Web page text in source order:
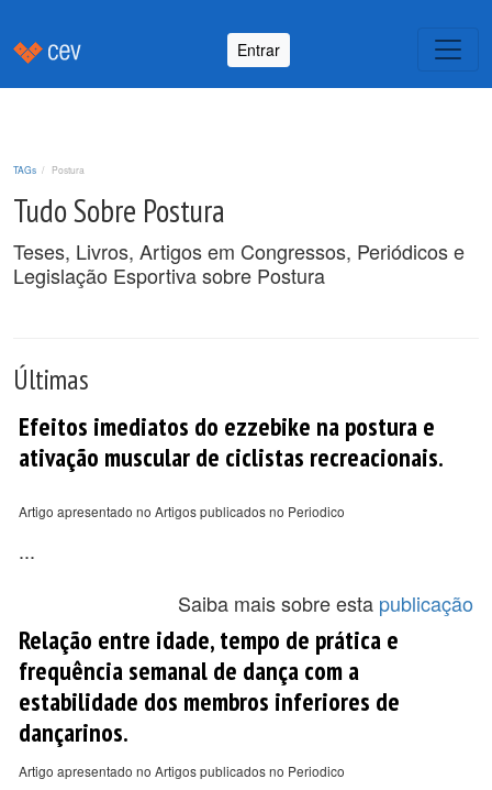
Entrar
TAGs Postura
Tudo Sobre Postura
Teses, Livros, Artigos em Congressos, Periódicos e
Legislação Esportiva sobre Postura
Últimas
Efeitos imediatos do ezzebike na postura e
ativação muscular de ciclistas recreacionais.
Artigo apresentado no Artigos publicados no Periodico
...
Saiba mais sobre esta publicação
Relação entre idade, tempo de prática e
frequência semanal de dança com a
estabilidade dos membros inferiores de
dançarinos.
Artigo apresentado no Artigos publicados no Periodico